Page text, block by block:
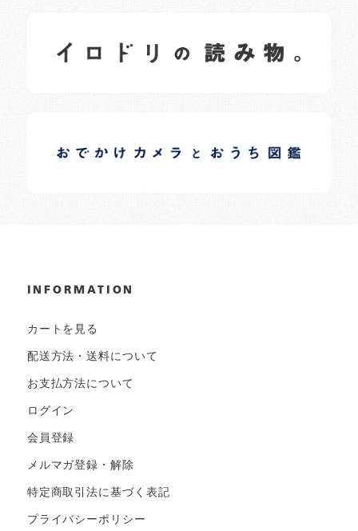
日常の様子など随時更新中です。
日常の様子など随時更新中です。
INFORMATION
カートを見る
配送方法・送料について
お支払方法について
ログイン
会員登録
メルマガ登録・解除
特定商取引法に基づく表記
プライバシーポリシー